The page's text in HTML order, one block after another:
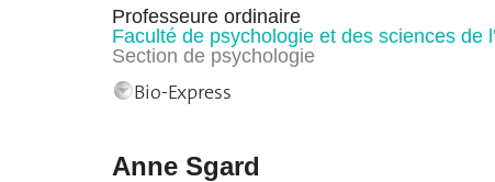
Professeure ordinaire
Faculté de psychologie et des sciences de
Section de psychologie
Bio-Express
Anne Sgard